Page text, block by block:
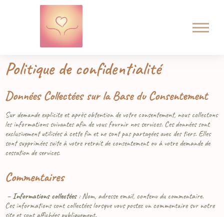
Politique de confidentialité
Données Collectées sur la Base du Consentement
Sur demande explicite et après obtention de votre consentement, nous collectons
les informations suivantes afin de vous fournir nos services. Ces données sont
exclusivement utilisées à cette fin et ne sont pas partagées avec des tiers. Elles
sont supprimées suite à votre retrait de consentement ou à votre demande de
cessation de services.
Commentaires
– Informations collectées: Nom, adresse email, contenu du commentaire.
Ces informations sont collectées lorsque vous postez un commentaire sur notre